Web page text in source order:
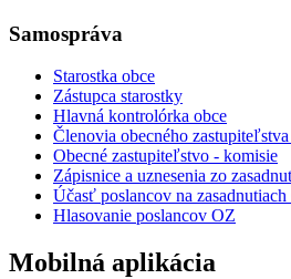
Samospráva
Starostka obce
Zástupca starostky
Hlavná kontrolórka obce
Členovia obecného
Obecné zastupiteľstvo - komisie
Zápisnice a uznesenia zo
Účasť poslancov na
Hlasovanie poslancov OZ
Mobilná aplikácia